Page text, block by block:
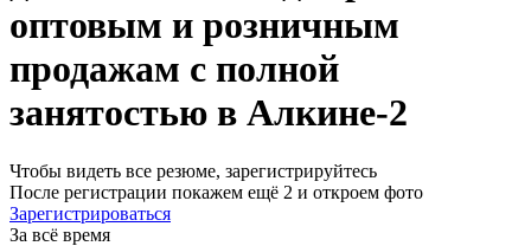
оптовым и розничным
продажам с полной
занятостью в Алкине-2
Чтобы видеть все резюме, зарегистрируйтесь
После регистрации покажем ещё 2 и откроем фото
Зарегистрироваться
За всё время